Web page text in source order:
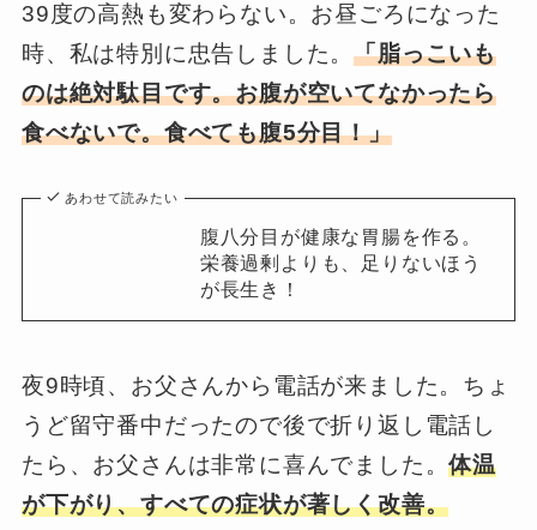
39度の高熱も変わらない。お昼ごろになった
時、私は特別に忠告しました。「脂っこいも
のは絶対駄目です。お腹が空いてなかったら
食べないで。食べても腹5分目！」
あわせて読みたい
腹八分目が健康な胃腸を作る。
栄養過剰よりも、足りないほう
が長生き！
夜9時頃、お父さんから電話が来ました。ちょ
うど留守番中だったので後で折り返し電話し
たら、お父さんは非常に喜んでました。体温
が下がり、すべての症状が著しく改善。